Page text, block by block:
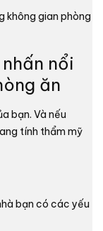
nổi
ăn
bạn. Và nếu
tính thẩm mỹ